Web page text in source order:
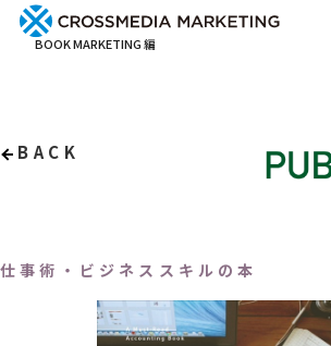
BOOK MARKETING 編
BACK
仕事術・ビジネススキルの本